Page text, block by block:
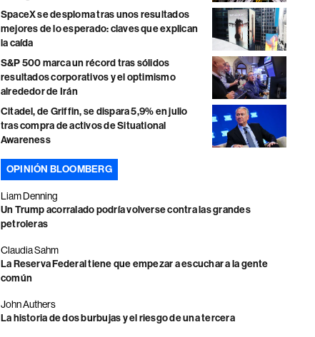
SpaceX se desploma tras unos resultados
mejores de lo esperado: claves que explican
la caída
S&P 500 marca un récord tras sólidos
resultados corporativos y el optimismo
alrededor de Irán
Citadel, de Griffin, se dispara 5,9% en julio
tras compra de activos de Situational
Awareness
OPINIÓN BLOOMBERG
Liam Denning
Un Trump acorralado podría volverse contra las grandes
petroleras
Claudia Sahm
La Reserva Federal tiene que empezar a escuchar a la gente
común
John Authers
La historia de dos burbujas y el riesgo de una tercera